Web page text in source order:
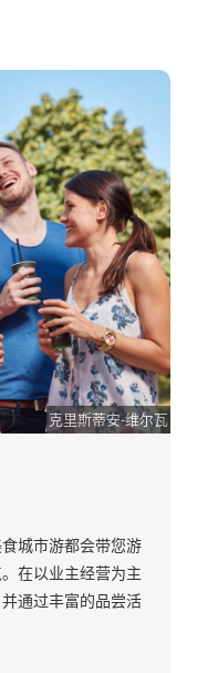
克里斯蒂安-维尔瓦
城市游都会带您游
在以业主经营为主
通过丰富的品尝活